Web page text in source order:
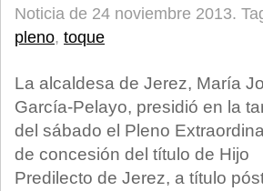
Noticia de 24 noviembre 2013.
pleno, toque
La alcaldesa de Jerez, María
García-Pelayo, presidió en la
del sábado el Pleno
de concesión del título de Hijo
Predilecto de Jerez, a título